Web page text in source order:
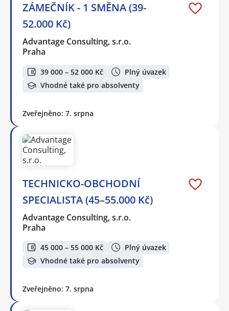
ZÁMEČNÍK - 1 SMĚNA (39-
52.000 Kč)
Advantage Consulting, s.r.o.
Praha
39 000 – 52 000 Kč
Plný úvazek
Vhodné také pro absolventy
Zveřejněno: 7. srpna
TECHNICKO-OBCHODNÍ
SPECIALISTA (45–55.000 Kč)
Advantage Consulting, s.r.o.
Praha
45 000 – 55 000 Kč
Plný úvazek
Vhodné také pro absolventy
Zveřejněno: 7. srpna